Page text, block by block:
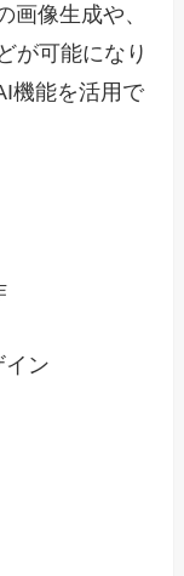
画像生成や、
が可能になり
機能を活用で
イン